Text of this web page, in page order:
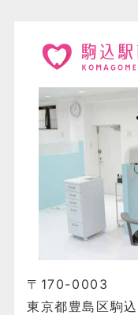
〒170-0003
東京都豊島区駒